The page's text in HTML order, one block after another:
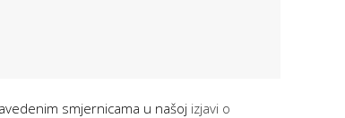
smjernicama u našoj izjavi o